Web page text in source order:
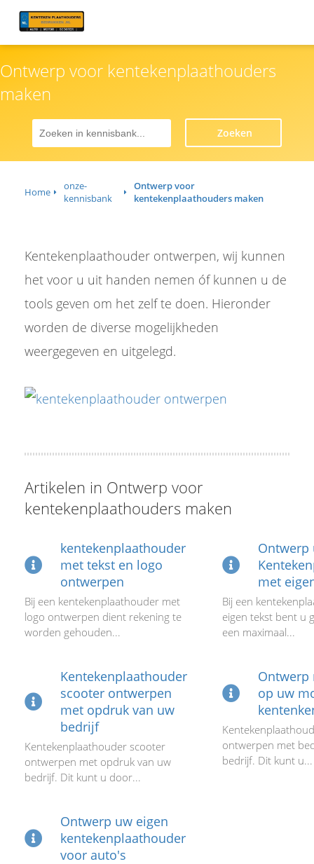
Ontwerp voor kentekenplaathouders
maken
Zoeken
Home
onze-
kennisbank
Ontwerp voor
kentekenplaathouders maken
Kentekenplaathouder ontwerpen, wij kunnen
het voor u uit handen nemen óf kunnen u de
tools geven om het zelf te doen. Hieronder
worden de diverse mogelijkheden
weergegeven en uitgelegd.
Artikelen in Ontwerp voor
kentekenplaathouders maken
kentekenplaathouder
met tekst en logo
ontwerpen
Bij een kentekenplaathouder met
logo ontwerpen dient rekening te
worden gehouden...
Ontwerp
met
Bij een
eigen tekst bent u
een maximaal...
Kentekenplaathouder
scooter ontwerpen
met opdruk van uw
bedrijf
Kentekenplaathouder scooter
ontwerpen met opdruk van uw
bedrijf. Dit kunt u door...
Ontwerp
op uw
ontwerpen met
bedrijf. Dit kunt u...
Ontwerp uw eigen
kentekenplaathouder
voor auto's